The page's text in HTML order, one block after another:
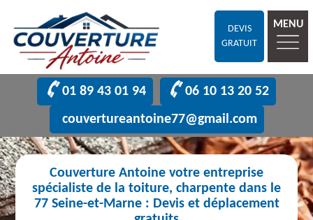
DEVIS
GRATUIT
MENU
01 89 43 01 94
06 10 13 20 52
couvertureantoine77@gmail.com
Couverture Antoine votre entreprise
spécialiste de la toiture, charpente dans le
77 Seine-et-Marne : Devis et déplacement